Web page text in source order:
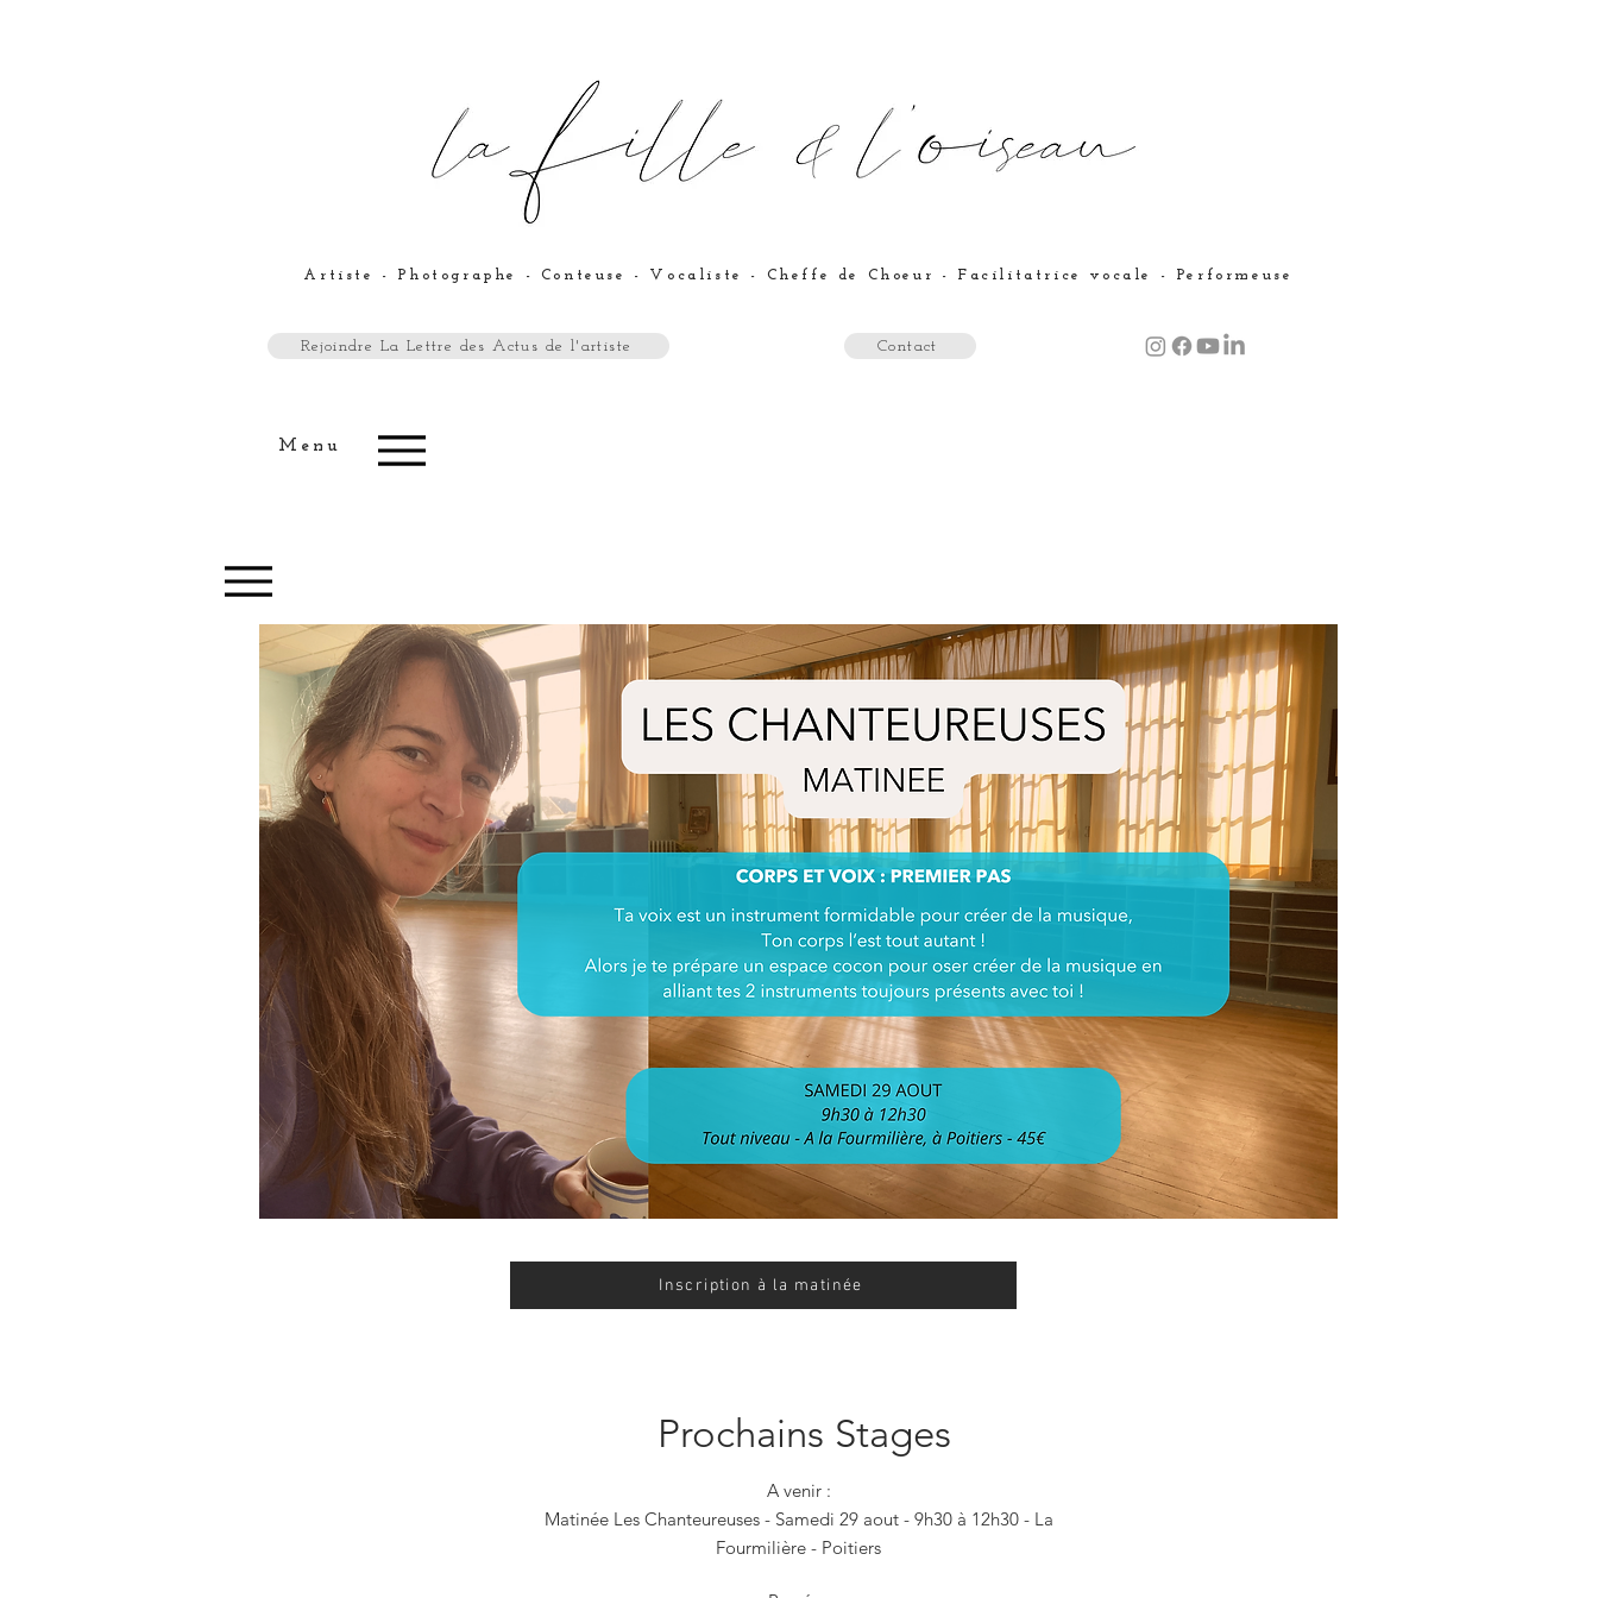
Artiste - Photographe - Conteuse - Vocaliste - Cheffe de Choeur - Facilitatrice vocale - Performeuse
Rejoindre La Lettre des Actus de l'artiste Contact
Menu
Inscription à la matinée
Prochains Stages
A venir :
Matinée Les Chanteureuses - Samedi 29 aout - 9h30 à 12h30 - La
Fourmilière - Poitiers